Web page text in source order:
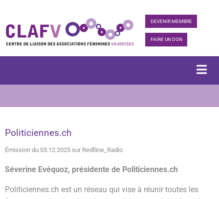
DEVENIR MEMBRE
FAIRE UN DON
Politiciennes.ch
Émission du 03.12.2025 sur Redlline_Radio
Séverine Evéquoz, présidente de Politiciennes.ch
Politiciennes.ch est un réseau qui vise à réunir toutes les